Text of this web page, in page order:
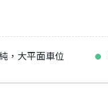
，大平面車位